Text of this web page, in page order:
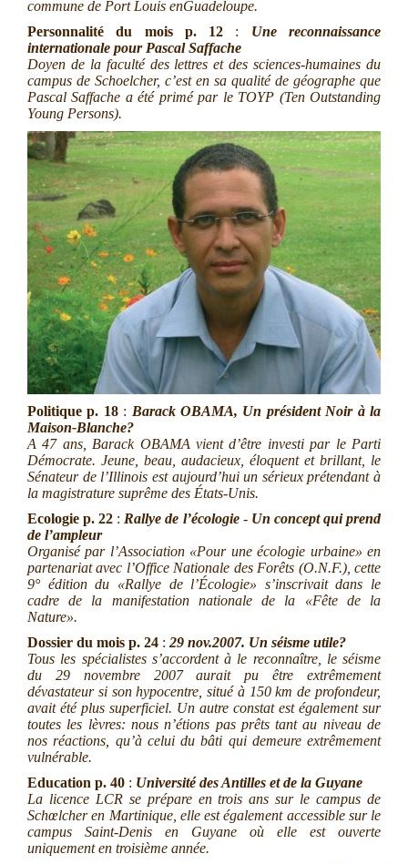
commune de Port Louis enGuadeloupe.
Personnalité du mois p. 12 : Une reconnaissance
internationale pour Pascal Saffache
Doyen de la faculté des lettres et des sciences-humaines du
campus de Schoelcher, c’est en sa qualité de géographe que
Pascal Saffache a été primé par le TOYP (Ten Outstanding
Young Persons).
Politiquep. 18: Barack OBAMA, Un président Noir à la
Maison-Blanche?
A 47 ans, Barack OBAMA vient d’être investi par le Parti
Démocrate. Jeune, beau, audacieux, éloquent et brillant, le
Sénateur de l’Illinois est aujourd’hui un sérieux prétendant à
la magistrature suprême des États-Unis.
Ecologiep. 22 : Rallye de l’écologie- Un concept qui prend
de l’ampleur
Organisé par l’Association «Pour une écologie urbaine» en
partenariat avec l’Office Nationale des Forêts (O.N.F.), cette
9° édition du «Rallye de l’Écologie» s’inscrivait dans le
cadre de la manifestation nationale de la «Fête de la
Nature».
Dossier du mois p. 24 : 29 nov.2007. Un séisme utile?
Tous les spécialistes s’accordent à le reconnaître, le séisme
du 29 novembre 2007 aurait pu être extrêmement
dévastateur si son hypocentre, situé à 150 km de profondeur,
avait été plus superficiel. Un autre constat est également sur
toutes les lèvres: nous n’étions pas prêts tant au niveau de
nos réactions, qu’à celui du bâti qui demeure extrêmement
vulnérable.
Education p. 40 : Université des Antilles et de la Guyane
La licence LCR se prépare en trois ans sur le campus de
Schœlcher en Martinique, elle est également accessible sur le
campus Saint-Denis en Guyane où elle est ouverte
uniquement en troisième année.